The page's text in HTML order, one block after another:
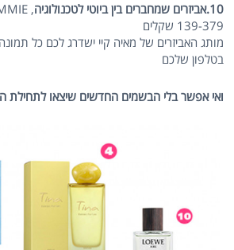
10.אביזרים שמחברים בין ביוטי לטכנולוגיה ,
139-379 שקלים
מותג האביזרים של מאיה קיי ישדרג לכם כל
בטלפון שלכם
ואי אפשר בלי הבשמים החדשים שיצאו לתחילת